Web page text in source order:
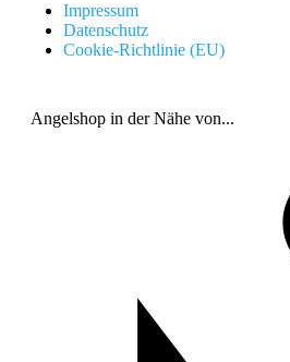
Impressum
Datenschutz
Cookie-Richtlinie (EU)
Angelshop in der Nähe von...